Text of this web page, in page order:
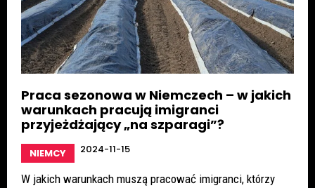
Praca sezonowa w Niemczech – w jakich
warunkach pracują imigranci
przyjeżdżający „na szparagi”?
NIEMCY 2024-11-15
W jakich warunkach muszą pracować imigranci, którzy